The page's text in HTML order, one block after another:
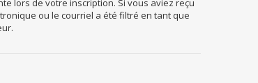
lors de votre inscription. Si vous aviez reçu
ou le courriel a été filtré en tant que